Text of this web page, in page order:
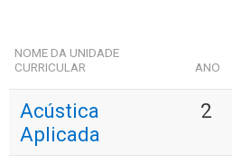
NOME DA UNIDADE
CURRICULAR
ANO
Acústica
Aplicada
2